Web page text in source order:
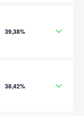
39,38%
38,42%